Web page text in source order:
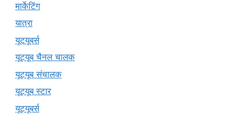
मार्केटिंग
यात्रा
यूटयूबर्स
यूट्यूब चैनल चालक
यूट्यूब संचालक
यूट्यूब स्टार
यूट्यूबर्स